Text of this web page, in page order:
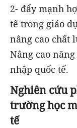
2- đẩy mạnh
tế trong giáo
nâng cao chất
Nâng cao
nhập quốc tế.
Nghiên cứu
trường học
tế